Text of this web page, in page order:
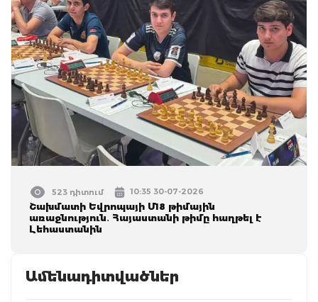
523 դիտում 10:35 30-07-2026
Շախմատի Եվրոպայի Մ18 թիմային
առաջնություն․ Հայաստանի թիմը հաղթել է
Լեհաստանին
Ամենադիտվածներ